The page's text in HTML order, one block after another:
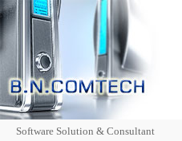
Software Solution & Consultant